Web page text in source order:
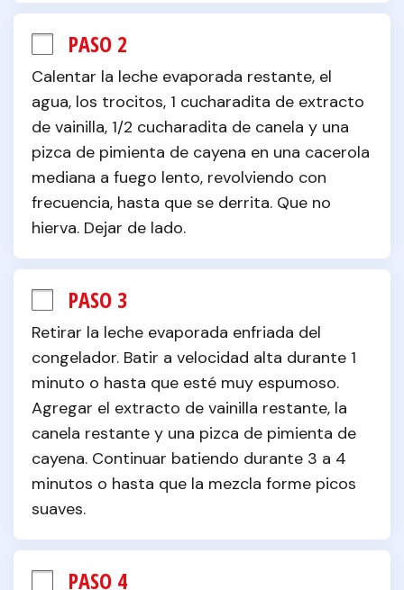
PASO 2
Calentar la leche evaporada restante, el
agua, los trocitos, 1 cucharadita de extracto
de vainilla, 1/2 cucharadita de canela y una
pizca de pimienta de cayena en una cacerola
mediana a fuego lento, revolviendo con
frecuencia, hasta que se derrita. Que no
hierva. Dejar de lado.
PASO 3
Retirar la leche evaporada enfriada del
congelador. Batir a velocidad alta durante 1
minuto o hasta que esté muy espumoso.
Agregar el extracto de vainilla restante, la
canela restante y una pizca de pimienta de
cayena. Continuar batiendo durante 3 a 4
minutos o hasta que la mezcla forme picos
suaves.
PASO 4